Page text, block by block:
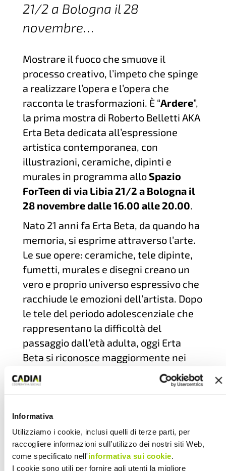
Informativa
Utilizziamo i cookie, inclusi quelli di terze parti, per
raccogliere informazioni sull’utilizzo dei nostri siti Web,
come specificato nell'informativa sui cookie.
I cookie sono utili per fornire agli utenti la migliore
21/2 a Bologna il 28
novembre…
Mostrare il fuoco che smuove il
processo creativo, l’impeto che spinge
a realizzare l’opera e l’opera che
racconta le trasformazioni. È “Ardere”,
la prima mostra di Roberto Belletti AKA
Erta Beta dedicata all’espressione
artistica contemporanea, con
illustrazioni, ceramiche, dipinti e
murales in programma alloSpazio
ForTeen di via Libia 21/2 a Bologna il
28 novembre dalle 16.00 alle 20.00.
Nato 21 anni fa Erta Beta, da quando ha
memoria, si esprime attraverso l’arte.
Le sue opere: ceramiche, tele dipinte,
fumetti, murales e disegni creano un
vero e proprio universo espressivo che
racchiude le emozioni dell’artista. Dopo
le tele del periodo adolescenziale che
rappresentano la difficoltà del
passaggio dall’età adulta, oggi Erta
Beta si riconosce maggiormente nei
disegni, nei fumetti, nelle ceramiche,
nei murales in cui privilegia il
nero, con uno stile underground che lo
rappresenta più di altri.
La mostra sarà allestita a ForTeen, lo
spazio inaugurato nel 2023, gestito